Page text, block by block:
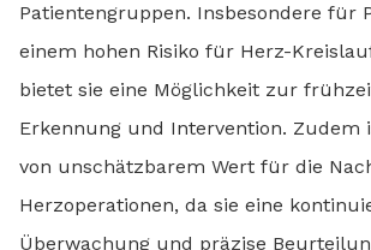
Patientengruppen. Insbesondere für
einem hohen Risiko für Herz-
bietet sie eine Möglichkeit zur
Erkennung und Intervention. Zudem
von unschätzbarem Wert für die
Herzoperationen, da sie eine
Überwachung und präzise